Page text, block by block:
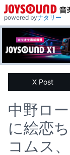
powered byナタリー
X Post
中野ロ
に絵恋
コムス